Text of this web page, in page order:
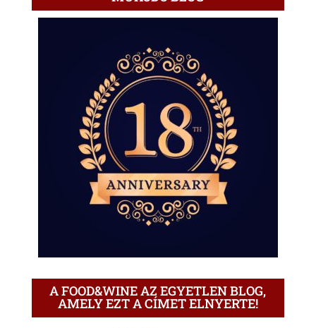
A FOOD&WINE AZ EGYETLEN BLOG,
AMELY EZT A CÍMET ELNYERTE!